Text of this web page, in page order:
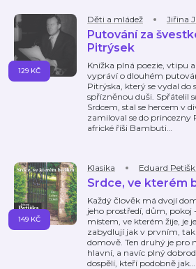
Děti a mládež Jiřina
Putování za
Pitrýsek
Knížka plná poezie, vtipu
vypráví o dlouhém
Pitrýska, který se vydal do
spřízněnou duši. Spřátelil
Srdcem, stal se hercem v
zamiloval se do princezny
africké říši Bambuti…
129 KČ
Klasika Eduard
Srdce, ve kterém
Každý člověk má dvojí
jeho prostředí, dům, pokoj
místem, ve kterém žije, je
zabydlují jak v prvním,
domově. Ten druhý je pro
hlavní, a navíc plný
dospělí, kteří podobně jak…
149 KČ